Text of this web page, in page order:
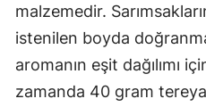
malzemedir.
istenilen boyda
aromanın eşit dağılımı
zamanda 40 gram